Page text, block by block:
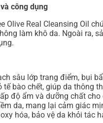
công dụng
Olive Real Cleansing Oil
làm khô da. Ngoài ra,
sâu lớp trang điểm, bụi
tế bào chết, giúp da thông
độ ẩm và dưỡng chất cho
da, mang lại cảm giác
hóa, bảo vệ da khỏi tác